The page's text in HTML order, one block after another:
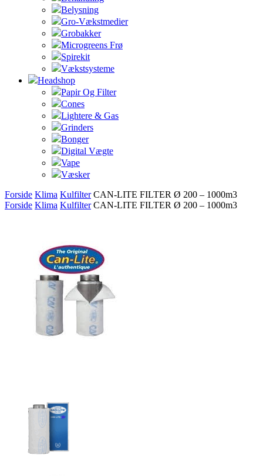
Belysning
Gro-Vækstmedier
Grobakker
Microgreens Frø
Spirekit
Vækstsysteme
Headshop
Papir Og Filter
Cones
Lightere & Gas
Grinders
Bonger
Digital Vægte
Vape
Væsker
Forside Klima Kulfilter CAN-LITE FILTER Ø 200 – 1000m3
Forside Klima Kulfilter CAN-LITE FILTER Ø 200 – 1000m3